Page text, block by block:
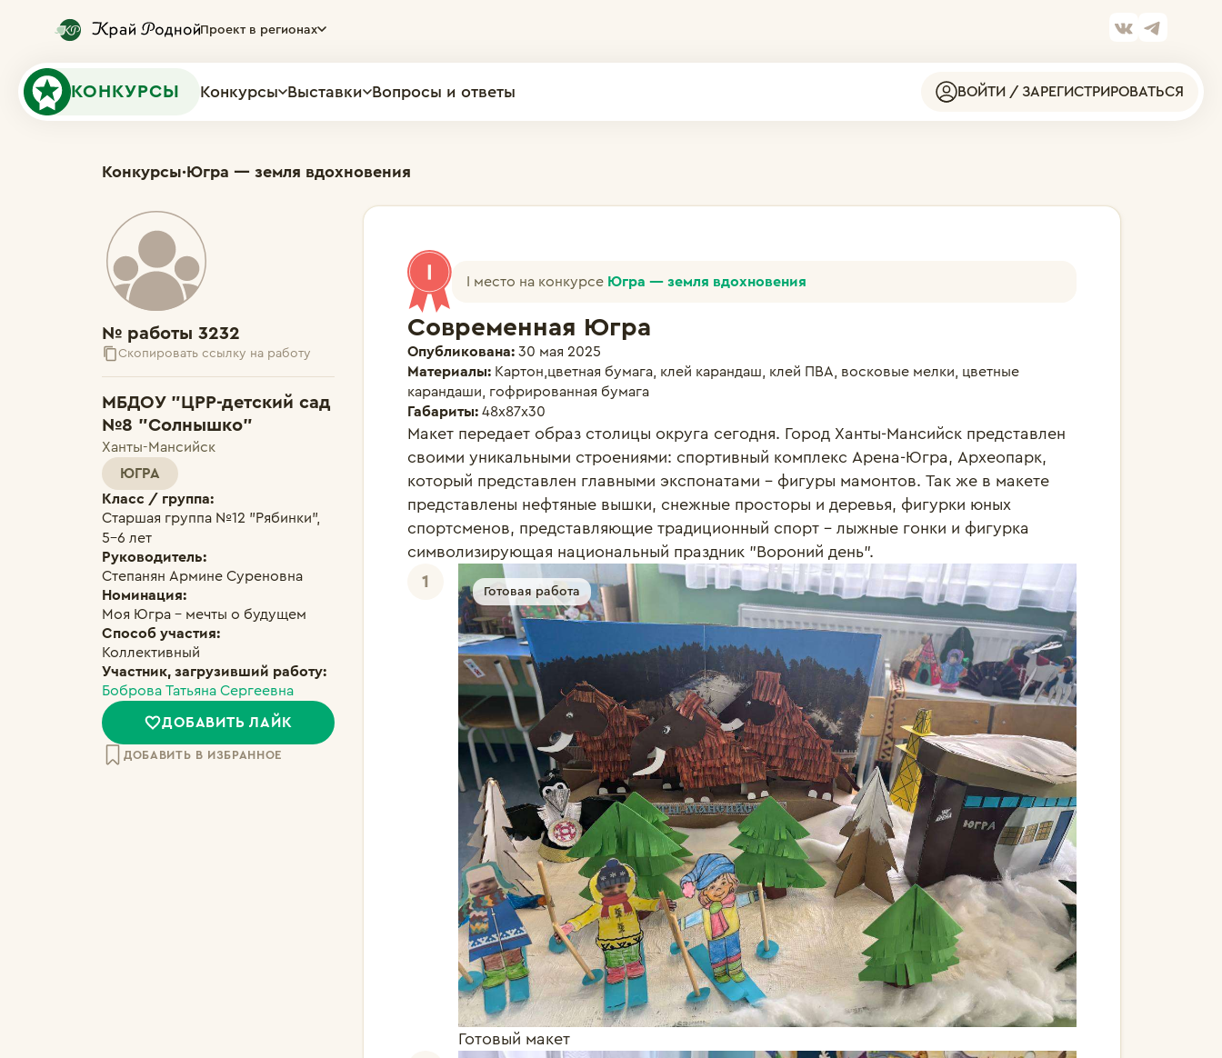
Проект в регионах
КОНКУРСЫ Конкурсы Выставки Вопросы и ответы ВОЙТИ / ЗАРЕГИСТРИРОВАТЬСЯ
Конкурсы·Югра — земля вдохновения
№ работы 3232
Скопировать ссылку на работу
МБДОУ "ЦРР-детский сад
№8 "Солнышко"
Ханты-Мансийск
ЮГРА
Класс / группа:
Старшая группа №12 "Рябинки",
5-6 лет
Руководитель:
Степанян Армине Суреновна
Номинация:
Моя Югра – мечты о будущем
Способ участия:
Коллективный
Участник, загрузивший работу:
Боброва Татьяна Сергеевна
ДОБАВИТЬ ЛАЙК
ДОБАВИТЬ В ИЗБРАННОЕ
I место на конкурсе Югра — земля вдохновения
Современная Югра
Опубликована: 30 мая 2025
Материалы: Картон,цветная бумага, клей карандаш, клей ПВА, восковые мелки, цветные
карандаши, гофрированная бумага
Габариты: 48х87х30
Макет передает образ столицы округа сегодня. Город Ханты-Мансийск представлен
своими уникальными строениями: спортивный комплекс Арена-Югра, Археопарк,
который представлен главными экспонатами - фигуры мамонтов. Так же в макете
представлены нефтяные вышки, снежные просторы и деревья, фигурки юных
спортсменов, представляющие традиционный спорт - лыжные гонки и фигурка
символизирующая национальный праздник "Вороний день".
1
Готовая работа
Готовый макет